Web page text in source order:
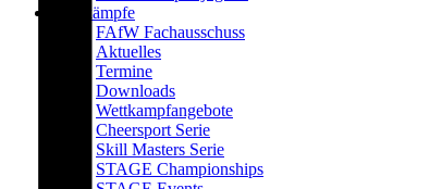
Wettkämpfe
FAfW Fachausschuss
Aktuelles
Termine
Downloads
Wettkampfangebote
Cheersport Serie
Skill Masters Serie
STAGE Championships